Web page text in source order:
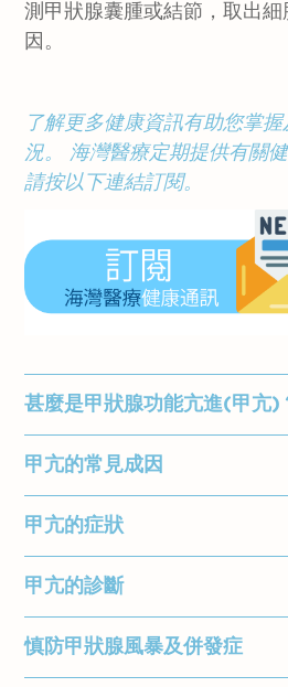
測甲狀腺囊腫或結節，取出
因。
了解更多健康資訊有助您掌
況。 海灣醫療定期提供有關
請按以下連結訂閱。
甚麼是甲狀腺功能亢進(甲亢)
甲狀腺是我們體內的內分泌
生甲狀腺素來維持人體的代
是一種激素，可以刺激身體
接影響身體的新陳代謝和各
此，我們身體的心跳和血壓
情緒、骨骼代謝、月經週期
都受到甲狀腺激素分泌的影
多（甲狀腺功能亢進）或過
甲亢的常見成因
格雷夫病 (Graves’
能亢進症最常見的原因
疫系統出現問題，會產
和刺激甲狀腺細胞上的
（TSH受體），從而
生和分泌。
甲亢的症狀
由於甲狀腺激素分泌過多，
快。引起症狀包括：
心跳過促
甲亢的診斷
臨床檢查
慎防甲狀腺風暴及併發症